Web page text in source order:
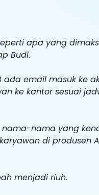
apa yang
Budi.
ada email masuk ke
ke kantor sesuai
nama yang
di produsen
menjadi riuh.